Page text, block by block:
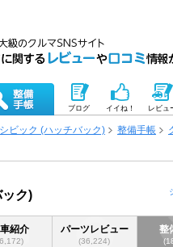
ブログ イイね！ レビュ
シビック (ハッチバック) 整備手帳
ク)
紹介 パーツレビュー
(36,224)
整